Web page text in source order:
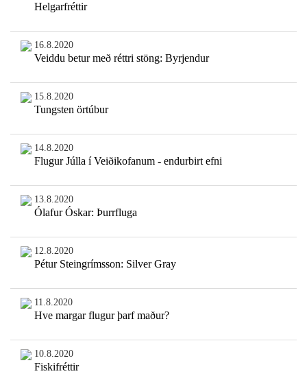
Helgarfréttir
16.8.2020
Veiddu betur með réttri stöng: Byrjendur
15.8.2020
Tungsten örtúbur
14.8.2020
Flugur Júlla í Veiðikofanum - endurbirt efni
13.8.2020
Ólafur Óskar: Þurrfluga
12.8.2020
Pétur Steingrímsson: Silver Gray
11.8.2020
Hve margar flugur þarf maður?
10.8.2020
Fiskifréttir